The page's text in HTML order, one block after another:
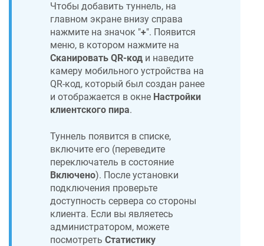
Чтобы добавить туннель, на
главном экране внизу справа
нажмите на значок "+". Появится
меню, в котором нажмите на
Сканировать QR-код и наведите
камеру мобильного устройства на
QR-код, который был создан ранее
и отображается в окне Настройки
клиентского пира.
Туннель появится в списке,
включите его (переведите
переключатель в состояние
Включено). После установки
подключения проверьте
доступность сервера со стороны
клиента. Если вы являетесь
администратором, можете
посмотреть Статистику